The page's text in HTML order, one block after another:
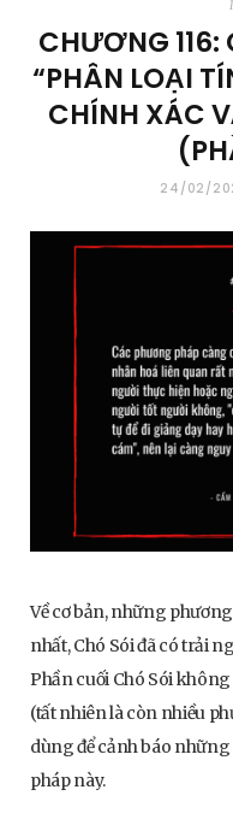
CHƯƠNG
“PHÂN LOẠI
CHÍNH XÁC
24/02/
Về cơ bản, những
nhất, Chó Sói đã có trải
Phần cuối Chó Sói
(tất nhiên là còn nhiều
dùng để cảnh báo
pháp này.